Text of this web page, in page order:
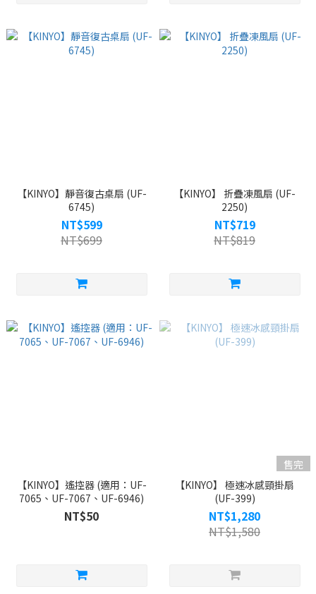
【KINYO】靜音復古桌扇 (UF-
6745)
NT$599
NT$699
【KINYO】 折疊凍風扇 (UF-
2250)
NT$719
NT$819
【KINYO】遙控器 (適用：UF-
7065、UF-7067、UF-6946)
NT$50
售完
【KINYO】 極速冰感頸掛扇
(UF-399)
NT$1,280
NT$1,580